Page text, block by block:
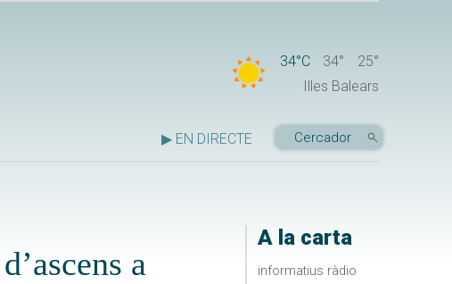
34°C 34°
25°
Illes Balears
▶ EN DIRECTE
A la carta
informatius ràdio
a